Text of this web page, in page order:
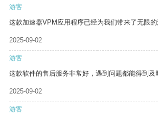
游客
这款加速器VPM应用程序已经为我们带来了无限的
2025-09-02
游客
这款软件的售后服务非常好，遇到问题都能得到及
2025-09-02
游客